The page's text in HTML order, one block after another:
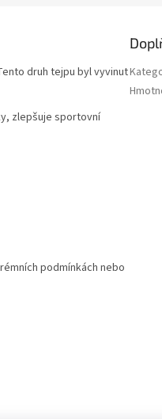
druh tejpu byl vyvinut
zlepšuje sportovní
podmínkách nebo